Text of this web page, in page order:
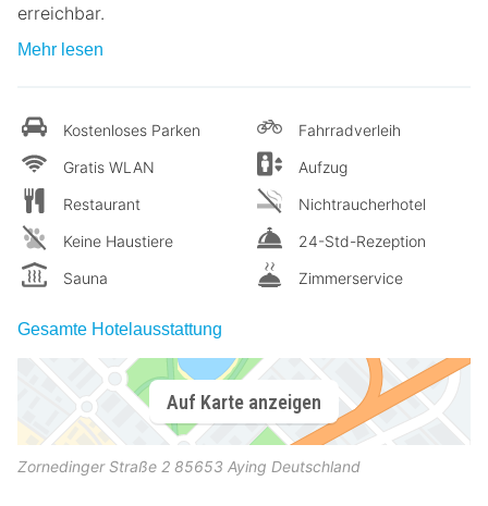
erreichbar.
Mehr lesen
Kostenloses Parken
Gratis WLAN
Restaurant
Keine Haustiere
Sauna
Fahrradverleih
Aufzug
Nichtraucherhotel
24-Std-Rezeption
Zimmerservice
Gesamte Hotelausstattung
Auf Karte anzeigen
Zornedinger Straße 2 85653 Aying Deutschland